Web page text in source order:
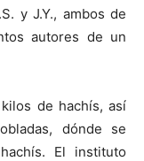
y J.Y., ambos de
autores de un
de hachís, así
dónde se
El instituto